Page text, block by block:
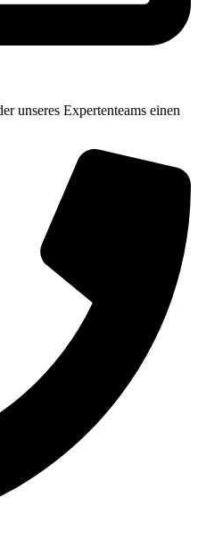
unseres Expertenteams einen